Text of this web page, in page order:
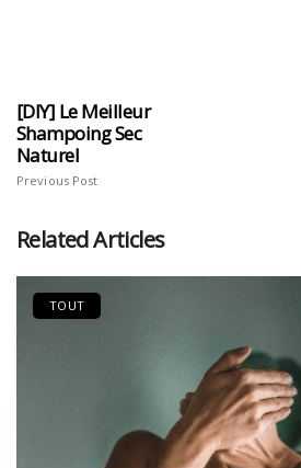
[DIY] Le Meilleur
Shampoing Sec
Naturel
Previous Post
Related Articles
TOUT